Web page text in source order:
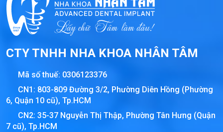
CTY TNHH NHA KHOA NHÂN TÂM
Mã số thuế: 0306123376
CN1: 803-809 Đường 3/2, Phường Diên Hồng (Phường
6, Quận 10 cũ), Tp.HCM
CN2: 35-37 Nguyễn Thị Thập, Phường Tân Hưng (Quận
7 cũ), Tp.HCM